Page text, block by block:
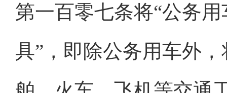
第一百零七条将“公务
具”，即除公务用车外